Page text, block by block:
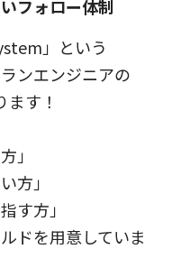
フォロー体制
」という
ンエンジニアの
す！
」
方」
す方」
ドを用意していま